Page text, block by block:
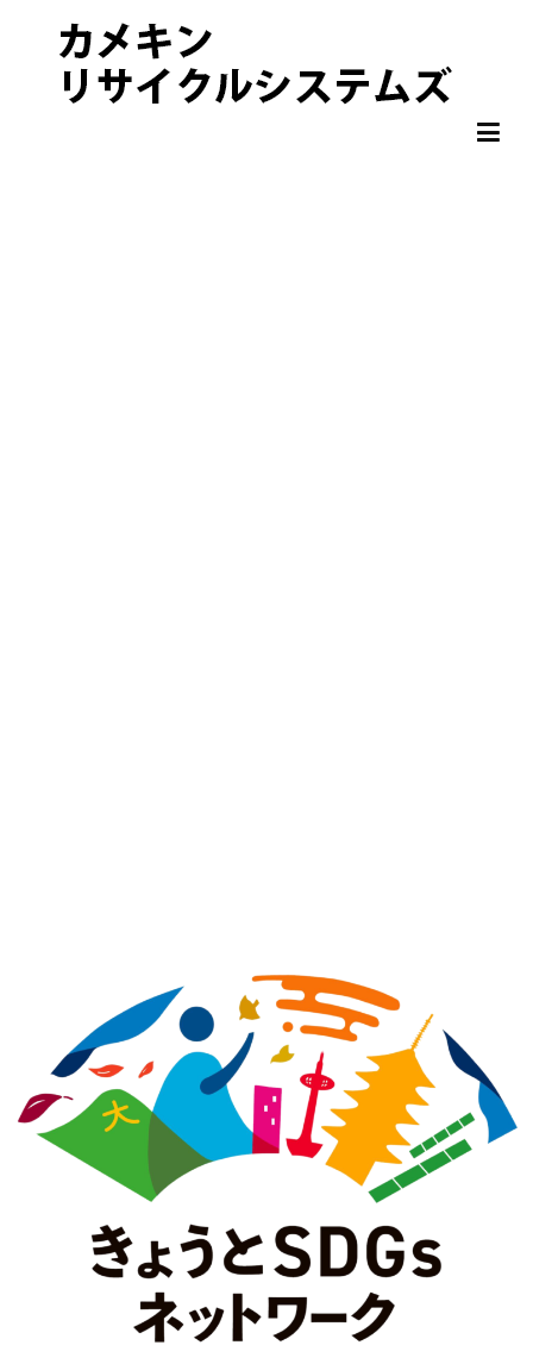
非鉄金属 OA機器 スクラップ 処分・買取りならカメキンリサイクル